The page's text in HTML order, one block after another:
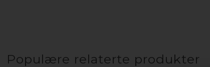
Populære relaterte produkter